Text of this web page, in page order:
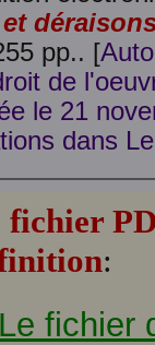
pp.. [
de
le 21
dans
fichier
:
Le fichier